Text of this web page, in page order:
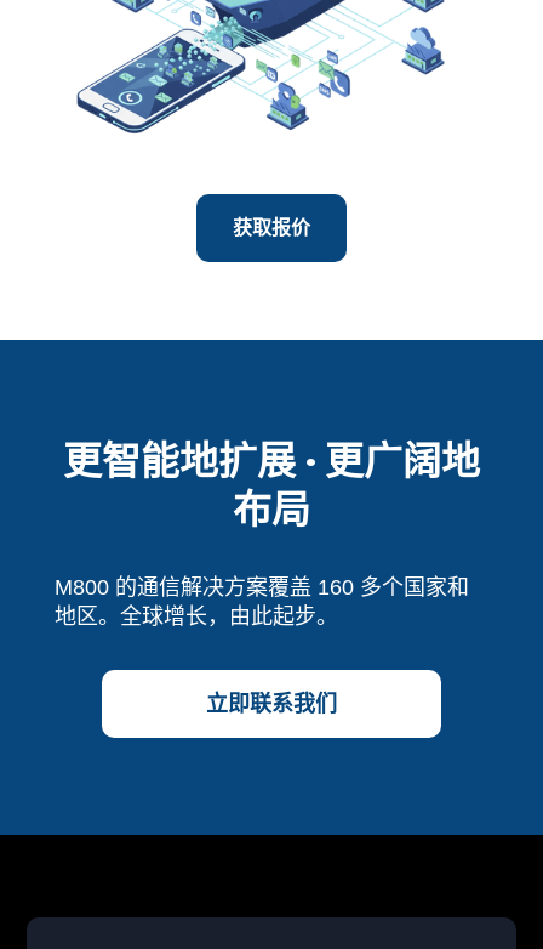
获取报价
更智能地扩展 · 更广阔地
布局
M800 的通信解决方案覆盖 160 多个国家和
地区。全球增长，由此起步。
立即联系我们